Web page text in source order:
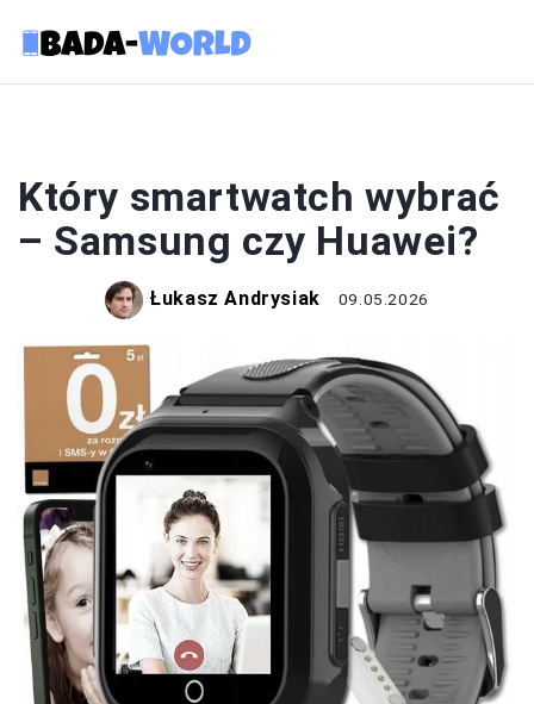
Który smartwatch wybrać
– Samsung czy Huawei?
Łukasz Andrysiak 09.05.2026